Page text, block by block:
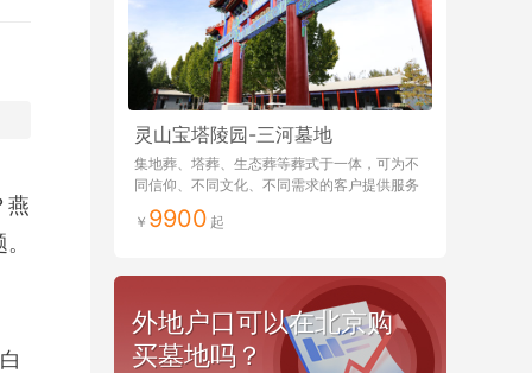
燕
灵山宝塔陵园-三河墓地
集地葬、塔葬、生态葬等葬式于一体，可为不
同信仰、不同文化、不同需求的客户提供服务
9900
外地户口可以在北京购
买墓地吗？